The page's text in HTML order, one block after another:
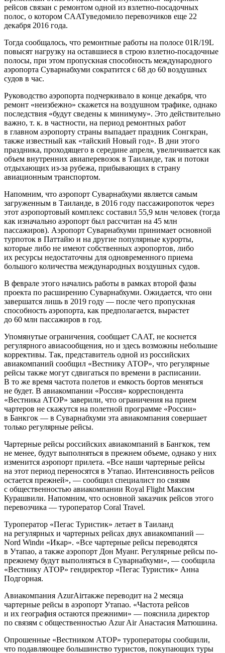
рейсов связан с ремонтом одной из взлетно-посадочных
полос, о котором CAATуведомило перевозчиков еще 22
декабря 2016 года.
Тогда сообщалось, что ремонтные работы на полосе 01R/19L
повысят нагрузку на оставшиеся в строю взлетно-посадочные
полосы, при этом пропускная способность международного
аэропорта Суварнабхуми сократится с 68 до 60 воздушных
судов в час.
Руководство аэропорта подчеркивало в конце декабря, что
ремонт «неизбежно» скажется на воздушном трафике, однако
последствия «будут сведены к минимуму». Это действительно
важно, т. к. в частности, на период ремонтных работ
в главном аэропорту страны выпадает праздник Сонгкран,
также известный как «тайский Новый год». В дни этого
праздника, проходящего в середине апреля, увеличивается как
объем внутренних авиаперевозок в Таиланде, так и потоки
отдыхающих из-за рубежа, прибывающих в страну
авиационным транспортом.
Напомним, что аэропорт Суварнабхуми является самым
загруженным в Таиланде, в 2016 году пассажиропоток через
этот аэропортовый комплекс составил 55,9 млн человек (тогда
как изначально аэропорт был рассчитан на 45 млн
пассажиров). Аэропорт Суварнабхуми принимает основной
турпоток в Паттайю и на другие популярные курорты,
которые либо не имеют собственных аэропортов, либо
их ресурсы недостаточны для одновременного приема
большого количества международных воздушных судов.
В феврале этого начались работы в рамках второй фазы
проекта по расширению Суварнабхуми. Ожидается, что они
завершатся лишь в 2019 году — после чего пропускная
способность аэропорта, как предполагается, вырастет
до 60 млн пассажиров в год.
Упомянутые ограничения, сообщает CAAT, не коснется
регулярного авиасообщения, но и здесь возможны небольшие
коррективы. Так, представитель одной из российских
авиакомпаний сообщил «Вестнику АТОР», что регулярные
рейсы также могут сдвигаться по времени в расписании.
В то же время частота полетов и емкость бортов меняться
не будет. В авиакомпании «Россия» корреспондента
«Вестника АТОР» заверили, что ограничения на прием
чартеров не скажутся на полетной программе «России»
в Банкгок — в Суварнабхуми эта авиакомпания совершает
только регулярные рейсы.
Чартерные рейсы российских авиакомпаний в Бангкок, тем
не менее, будут выполняться в прежнем объеме, однако у них
изменится аэропорт прилета. «Все наши чартерные рейсы
на этот период переносятся в Утапао. Интенсивность рейсов
остается прежней», — сообщил специалист по связям
с общественностью авиакомпании Royal Flight Максим
Курашвили. Напомним, что основной заказчик рейсов этого
перевозчика — туроператор Coral Travel.
Туроператор «Пегас Туристик» летает в Таиланд
на регулярных и чартерных рейсах двух авиакомпаний —
Nord Windи «Икар». «Все чартерные рейсы переводятся
в Утапао, а также аэропорт Дон Муанг. Регулярные рейсы по-
прежнему будут выполняться в Суварнабхуми», — сообщила
«Вестнику АТОР» гендиректор «Пегас Туристик» Анна
Подгорная.
Авиакомпания AzurAirтакже переводит на 2 месяца
чартерные рейсы в аэропорт Утапао. «Частота рейсов
и их география остаются прежними» — пояснила директор
по связям с общественностью Azur Air Анастасия Матюшина.
Опрошенные «Вестником АТОР» туроператоры сообщили,
что подавляющее большинство туристов, покупающих туры